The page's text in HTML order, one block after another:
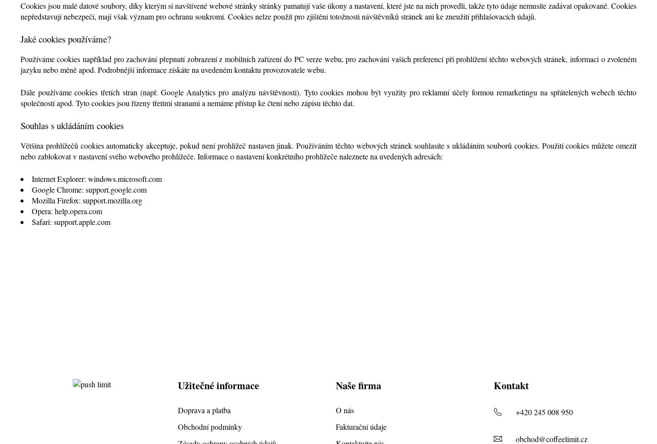
Cookies jsou malé datové soubory, díky kterým si navštívené webové stránky stránky pamatují vaše úkony a nastavení, které jste na nich provedli, takže tyto údaje nemusíte zadávat opakovaně. Cookies
nepředstavují nebezpečí, mají však význam pro ochranu soukromí. Cookies nelze použít pro zjištění totožnosti návštěvníků stránek ani ke zneužití přihlašovacích údajů.
Jaké cookies používáme?
Používáme cookies například pro zachování přepnutí zobrazení z mobilních zařízení do PC verze webu, pro zachování vašich preferencí při prohlížení těchto webových stránek, informaci o zvoleném
jazyku nebo měně apod. Podrobnější informace získáte na uvedeném kontaktu provozovatele webu.
Dále používáme cookies třetích stran (např. Google Analytics pro analýzu návštěvnosti). Tyto cookies mohou být využity pro reklamní účely formou remarketingu na spřátelených webech těchto
společností apod. Tyto cookies jsou řízeny třetími stranami a nemáme přístup ke čtení nebo zápisu těchto dat.
Souhlas s ukládáním cookies
Většina prohlížečů cookies automaticky akceptuje, pokud není prohlížeč nastaven jinak. Používáním těchto webových stránek souhlasíte s ukládáním souborů cookies. Použití cookies můžete omezit
nebo zablokovat v nastavení svého webového prohlížeče. Informace o nastavení konkrétního prohlížeče naleznete na uvedených adresách:
Internet Explorer: windows.microsoft.com
Google Chrome: support.google.com
Mozilla Firefox: support.mozilla.org
Opera: help.opera.com
Safari: support.apple.com
Užitečné informace
Doprava a platba
Obchodní podmínky
Naše firma
O nás
Fakturační údaje
Kontakt
+420 245 008 950
obchod@coffeelimit.cz